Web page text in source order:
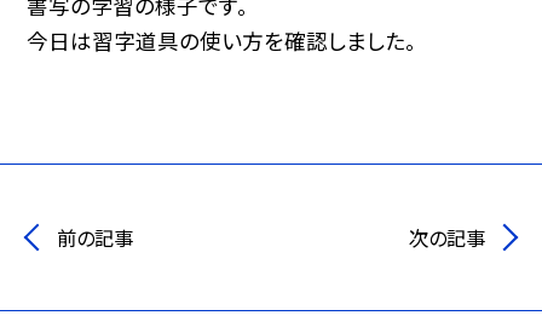
今日は習字道具の使い方を確認しました。
前の記事 次の記事